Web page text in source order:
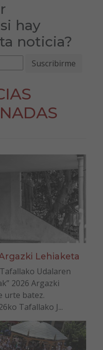
hay
noticia?
Lehiaketa
Udalaren
2026 Argazki
urte batez.
Tafallako J...